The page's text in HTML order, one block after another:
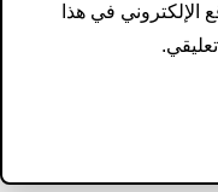
الإلكتروني في هذا